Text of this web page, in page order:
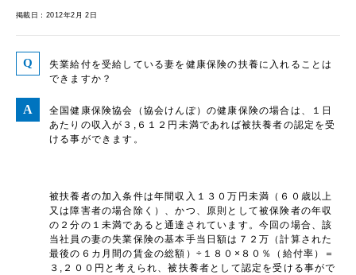
掲載日：2012年2月 2日
失業給付を受給している妻を健康保険の扶養に入れることは
できますか？
全国健康保険協会（協会けんぽ）の健康保険の場合は、１日
あたりの収入が３,６１２円未満であれば被扶養者の認定を受
ける事ができます。
被扶養者の加入条件は年間収入１３０万円未満（６０歳以上
又は障害者の場合除く）、かつ、原則として被保険者の年収
の２分の１未満であると通達されています。今回の場合、該
当社員の妻の失業保険の基本手当日額は７２万（計算された
最後の６カ月間の賃金の総額）÷１８０×８０％（給付率）＝
３,２００円と考えられ、被扶養者として認定を受ける事がで